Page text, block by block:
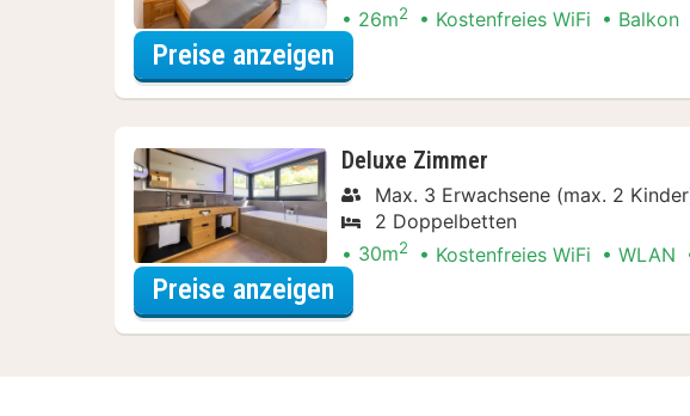
26m2 Kostenfreies WiFi Balkon
Preise anzeigen
Deluxe Zimmer
Max. 3 Erwachsene (max. 2
2 Doppelbetten
30m2 Kostenfreies WiFi WLAN
Preise anzeigen